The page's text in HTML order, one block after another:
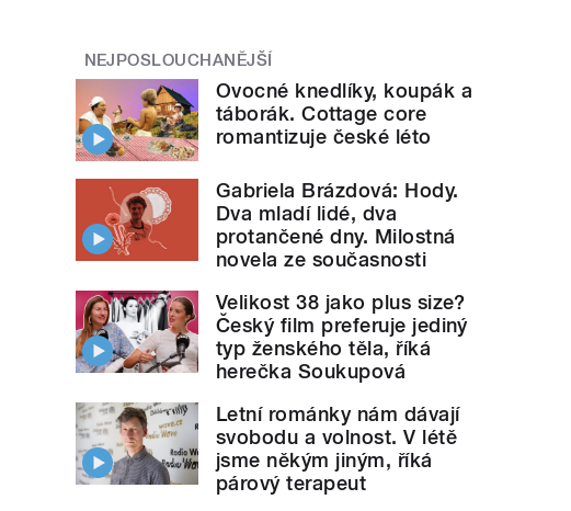
NEJPOSLOUCHANĚJŠÍ
Ovocné knedlíky, koupák a
táborák. Cottage core
romantizuje české léto
Gabriela Brázdová: Hody.
Dva mladí lidé, dva
protančené dny. Milostná
novela ze současnosti
Velikost 38 jako plus size?
Český film preferuje jediný
typ ženského těla, říká
herečka Soukupová
Letní románky nám dávají
svobodu a volnost. V létě
jsme někým jiným, říká
párový terapeut